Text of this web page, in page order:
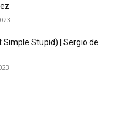
Simple Stupid) | Sergio de